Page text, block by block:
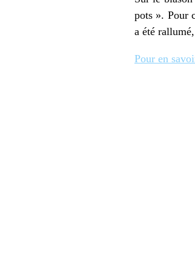
pots ». Pour
a été
Pour en